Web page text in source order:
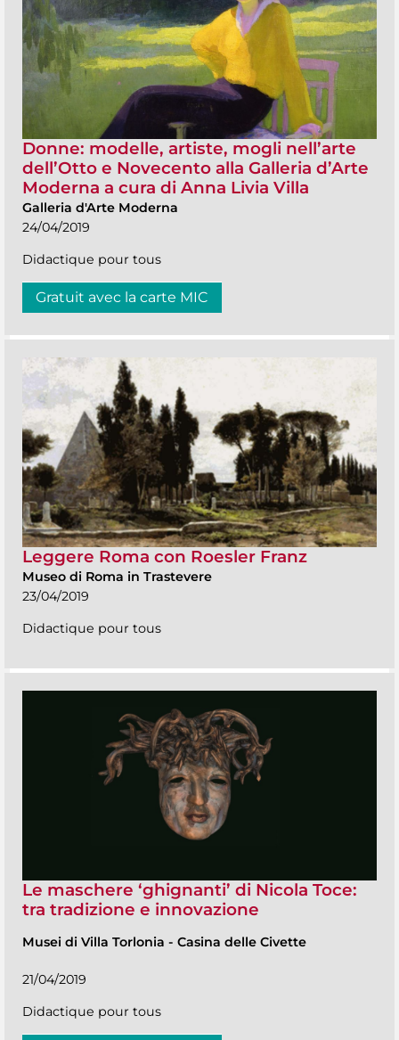
Donne: modelle, artiste, mogli nell’arte
dell’Otto e Novecento alla Galleria d’Arte
Moderna a cura di Anna Livia Villa
Galleria d'Arte Moderna
24/04/2019
Didactique pour tous
Gratuit avec la carte MIC
Leggere Roma con Roesler Franz
Museo di Roma in Trastevere
23/04/2019
Didactique pour tous
Le maschere ‘ghignanti’ di Nicola Toce:
tra tradizione e innovazione
Musei di Villa Torlonia - Casina delle Civette
21/04/2019
Didactique pour tous